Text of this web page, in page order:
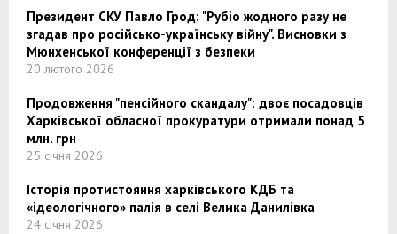
Президент СКУ Павло Грод: "Рубіо жодного разу не
згадав про російсько-українську війну". Висновки з
Мюнхенської конференції з безпеки
20 лютого 2026
Продовження "пенсійного скандалу": двоє посадовців
Харківської обласної прокуратури отримали понад 5
млн. грн
25 січня 2026
Історія протистояння харківського КДБ та
«ідеологічного» палія в селі Велика Данилівка
24 січня 2026